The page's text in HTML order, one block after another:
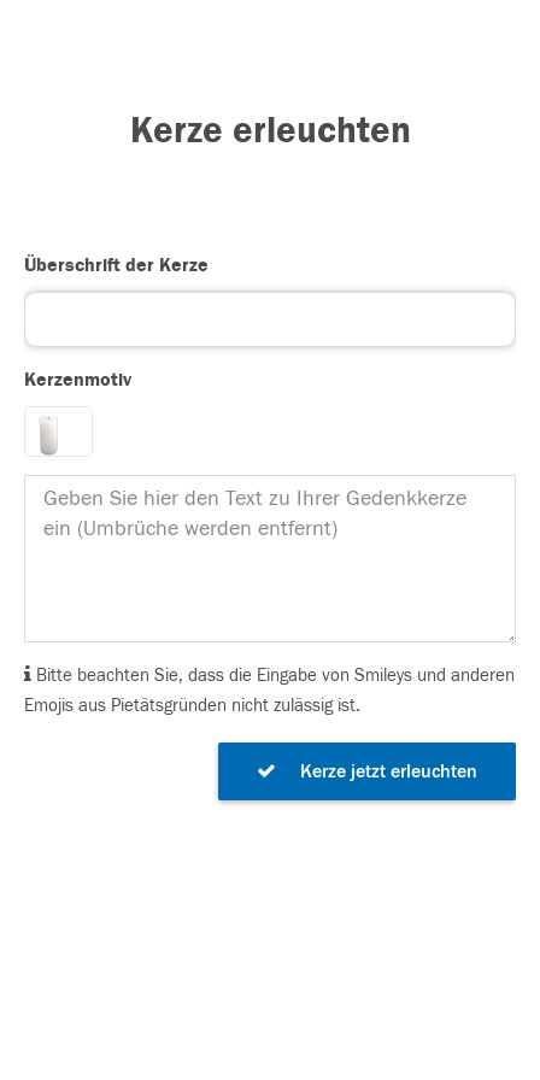
Kerze erleuchten
Überschrift der Kerze
Kerzenmotiv
Bitte beachten Sie, dass die Eingabe von Smileys und anderen
Emojis aus Pietätsgründen nicht zulässig ist.
Kerze jetzt erleuchten